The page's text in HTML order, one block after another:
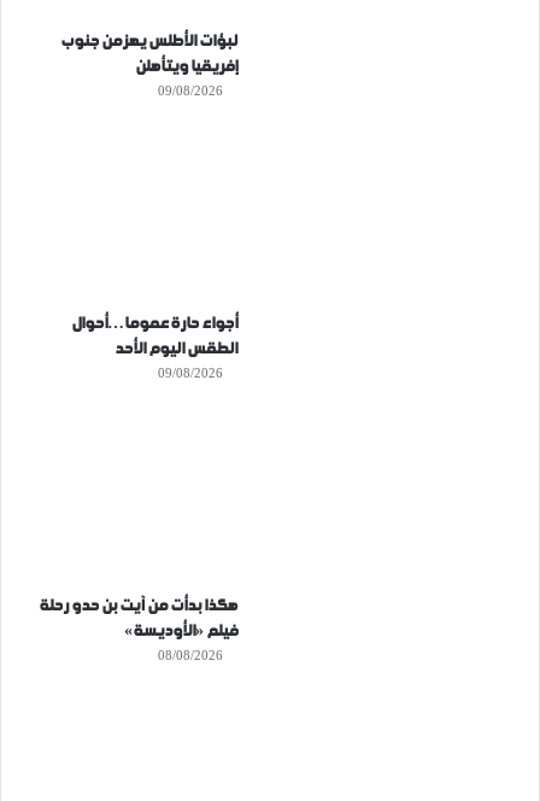
لبؤات الأطلس يهزمن جنوب
إفريقيا ويتأهلن
09/08/2026
أجواء حارة عموما…أحوال
الطقس اليوم الأحد
09/08/2026
هكذا بدأت من آيت بن حدو رحلة
فيلم «الأوديسة»
08/08/2026